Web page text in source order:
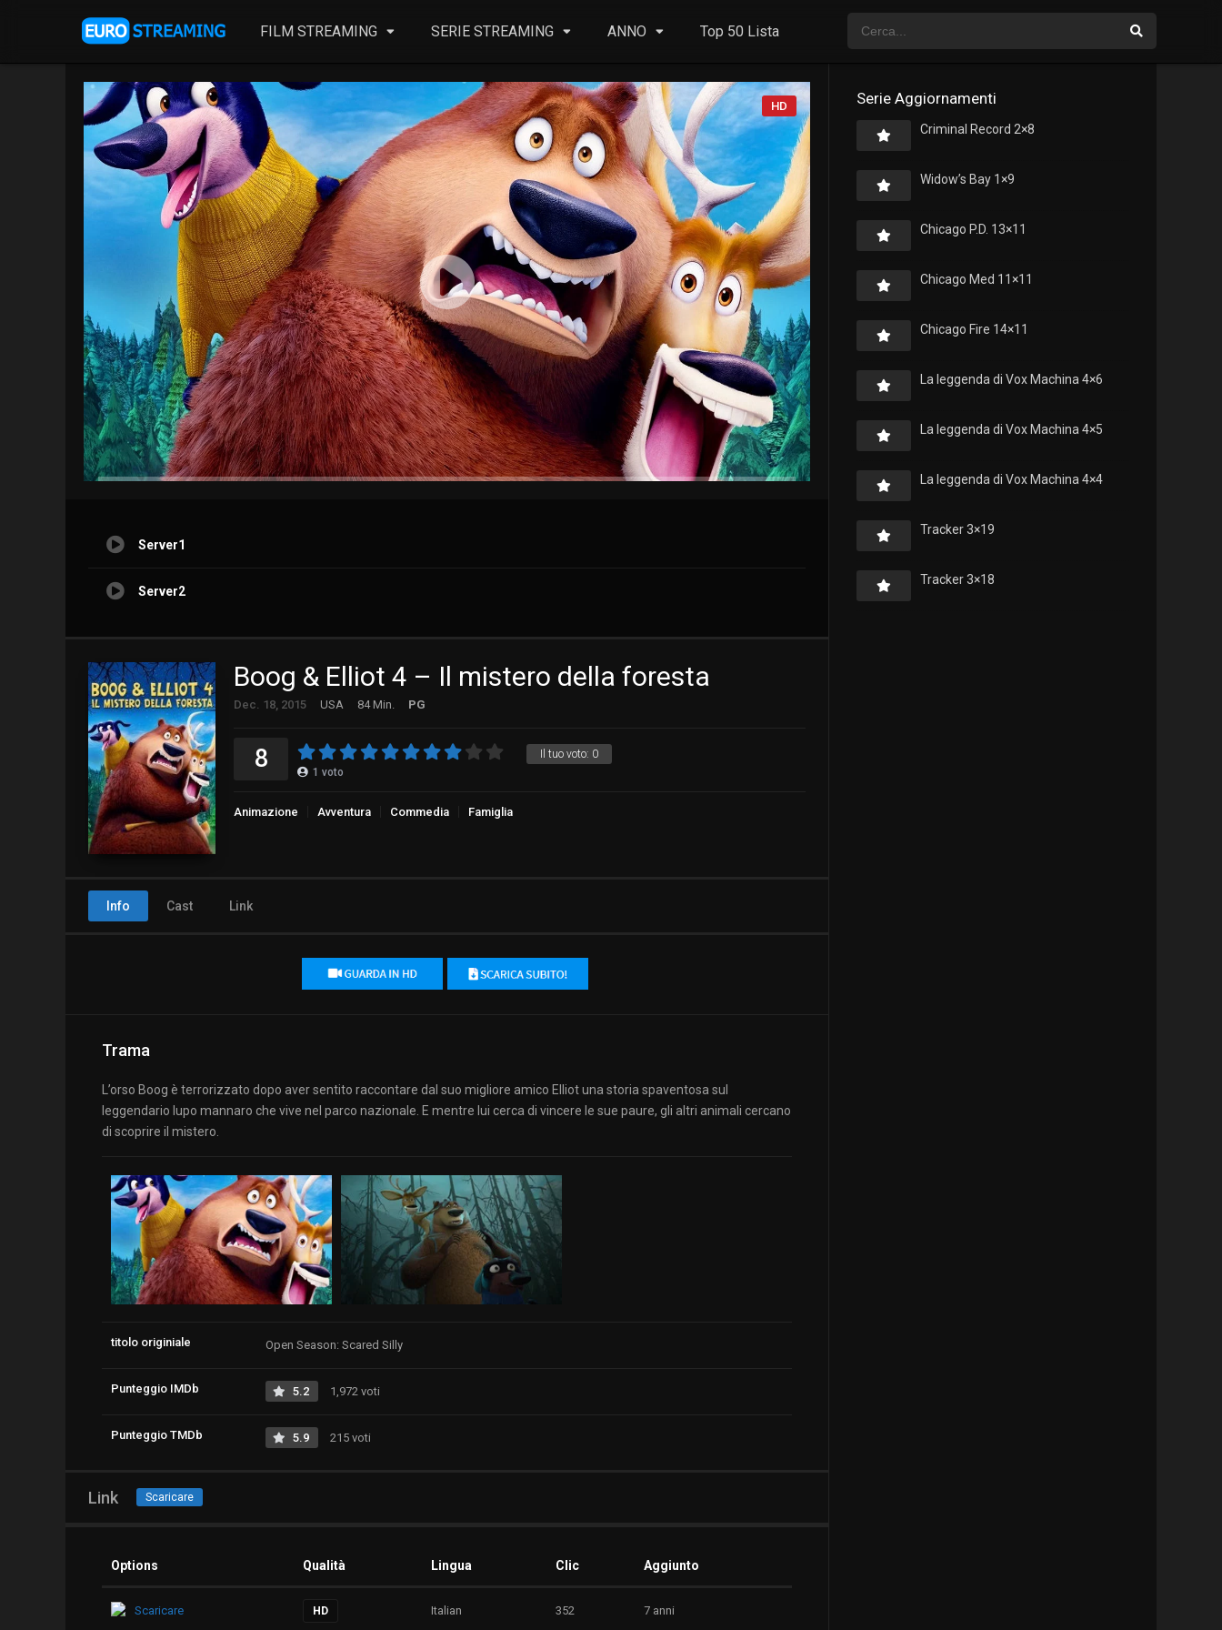
FILM STREAMING SERIE STREAMING ANNO Top 50 Lista
HD
Server1
Server2
Boog & Elliot 4 – Il mistero della foresta
Dec. 18, 2015 USA 84 Min. PG
Il tuo voto: 0
8 1 voto
Animazione Avventura Commedia Famiglia
Info Cast Link
Trama
L’orso Boog è terrorizzato dopo aver sentito raccontare dal suo migliore amico Elliot una storia spaventosa sul
leggendario lupo mannaro che vive nel parco nazionale. E mentre lui cerca di vincere le sue paure, gli altri animali cercano
di scoprire il mistero.
titolo originiale Open Season: Scared Silly
Punteggio IMDb 5.2 1,972 voti
Punteggio TMDb 5.9 215 voti
Link Scaricare
Options Qualità Lingua Clic Aggiunto
Scaricare HD Italian 352 7 anni
Serie Aggiornamenti
Criminal Record 2×8
Widow’s Bay 1×9
Chicago P.D. 13×11
Chicago Med 11×11
Chicago Fire 14×11
La leggenda di Vox Machina 4×6
La leggenda di Vox Machina 4×5
La leggenda di Vox Machina 4×4
Tracker 3×19
Tracker 3×18